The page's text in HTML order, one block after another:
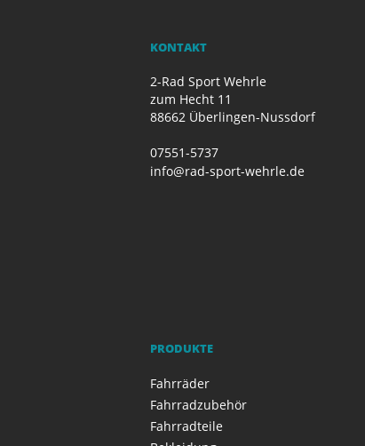
KONTAKT
2-Rad Sport Wehrle
zum Hecht 11
88662 Überlingen-Nussdorf
07551-5737
info@rad-sport-wehrle.de
PRODUKTE
Fahrräder
Fahrradzubehör
Fahrradteile